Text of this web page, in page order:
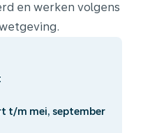
en werken volgens
t/m mei, september